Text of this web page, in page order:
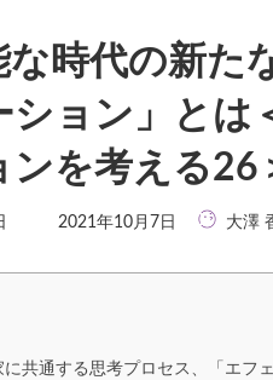
な時代の新た
ション」とは
ンを考える26
最
新
2021年10月7日 大澤
共通する思考プロセス、「エフ